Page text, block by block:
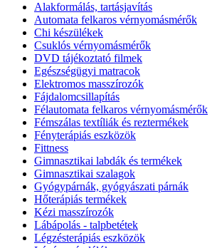
Alakformálás, tartásjavítás
Automata felkaros vérnyomásmérők
Chi készülékek
Csuklós vérnyomásmérők
DVD tájékoztató filmek
Egészségügyi matracok
Elektromos masszírozók
Fájdalomcsillapítás
Félautomata felkaros vérnyomásmérők
Fémszálas textíliák és reztermékek
Fényterápiás eszközök
Fittness
Gimnasztikai labdák és termékek
Gimnasztikai szalagok
Gyógypárnák, gyógyászati párnák
Hőterápiás termékek
Kézi masszírozók
Lábápolás - talpbetétek
Légzésterápiás eszközök